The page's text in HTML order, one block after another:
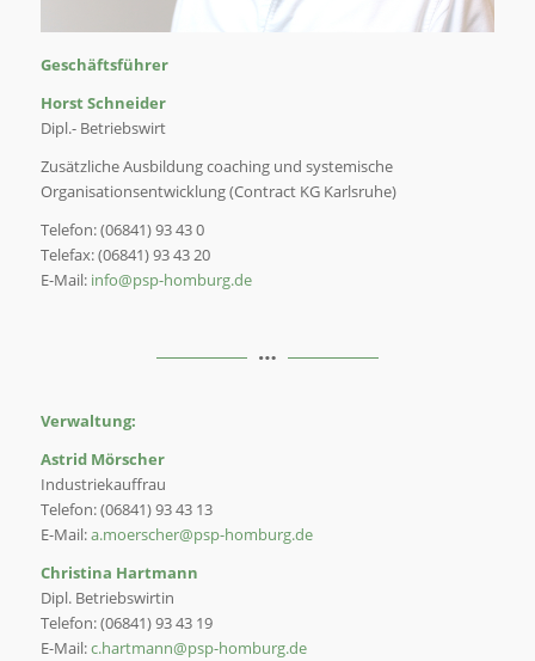
Geschäftsführer
Horst Schneider
Dipl.- Betriebswirt
Zusätzliche Ausbildung coaching und systemische
Organisationsentwicklung (Contract KG Karlsruhe)
Telefon: (06841) 93 43 0
Telefax: (06841) 93 43 20
E-Mail: info@psp-homburg.de
Verwaltung:
Astrid Mörscher
Industriekauffrau
Telefon: (06841) 93 43 13
E-Mail:a.moerscher@psp-homburg.de
Christina Hartmann
Dipl. Betriebswirtin
Telefon: (06841) 93 43 19
E-Mail:c.hartmann@psp-homburg.de